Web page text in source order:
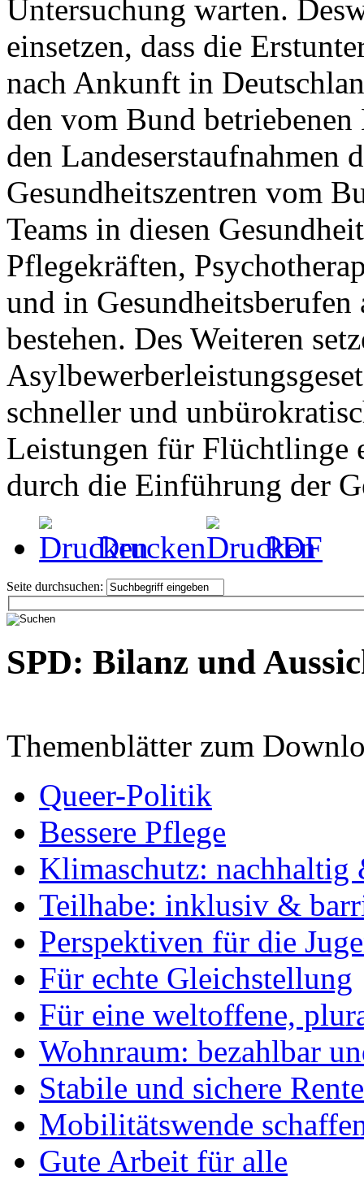
Untersuchung warten.
einsetzen, dass die
nach Ankunft in
den vom Bund
den Landeserstaufnahmen
Gesundheitszentren vom
Teams in diesen
Pflegekräften,
und in
bestehen. Des Weiteren
schneller und
Leistungen für Flüchtlinge
durch die Einführung der
Drucken
PDF
Seite durchsuchen:
SPD: Bilanz und
Themenblätter zum
Queer-Politik
Bessere Pflege
Klimaschutz: nachhaltig
Teilhabe: inklusiv &
Perspektiven für die
Für echte Gleichstellung
Für eine weltoffene,
Wohnraum: bezahlbar
Stabile und sichere
Mobilitätswende
Gute Arbeit für alle